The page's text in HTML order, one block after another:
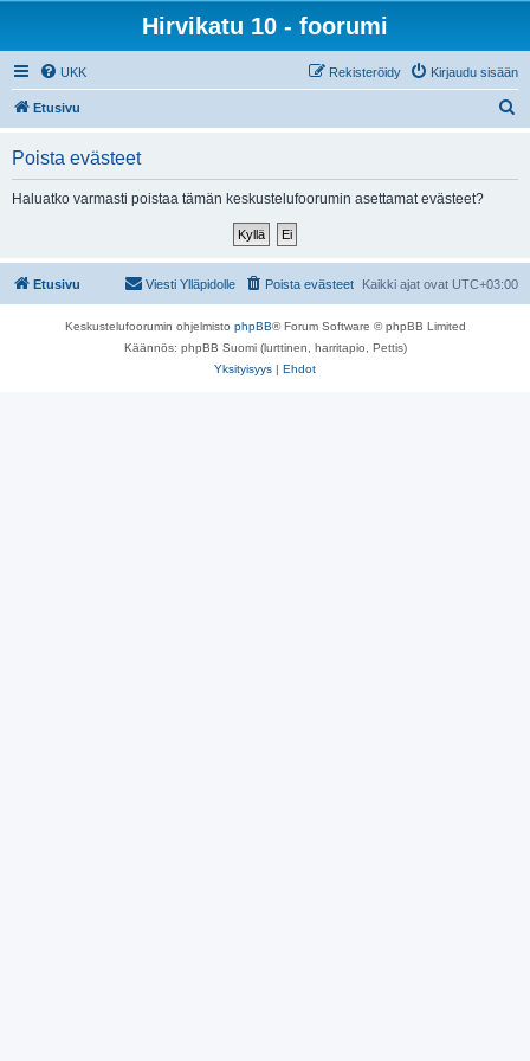
Hirvikatu 10 - foorumi
UKK Kirjaudu sisään
Rekisteröidy
Etusivu
Poista evästeet
Haluatko varmasti poistaa tämän keskustelufoorumin asettamat evästeet?
Etusivu Kaikki ajat ovat UTC+03:00
Poista evästeet
Viesti Ylläpidolle
Keskustelufoorumin ohjelmisto phpBB® Forum Software © phpBB Limited
Käännös: phpBB Suomi (lurttinen, harritapio, Pettis)
Yksityisyys | Ehdot